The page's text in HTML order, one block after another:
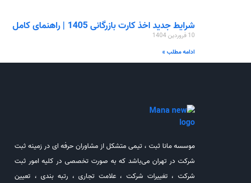
شرایط جدید اخذ کارت بازرگانی 1405 | راهنمای کامل
10 فروردین 1404
ادامه مطلب »
موسسه مانا ثبت ، تیمی متشکل از مشاوران حرفه ای در زمینه ثبت
شرکت در تهران می‌باشد که به صورت تخصصی در کلیه امور ثبت
شرکت ، تغییرات شرکت ، علامت تجاری ، رتبه بندی ، تعیین